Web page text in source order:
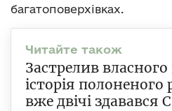
багатоповерхівках.
Застрелив
історія
вже двічі здавався